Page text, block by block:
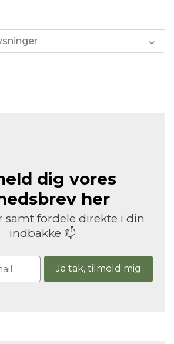
dig vores
her
samt fordele direkte i din
indbakke 📫
Ja tak, tilmeld mig